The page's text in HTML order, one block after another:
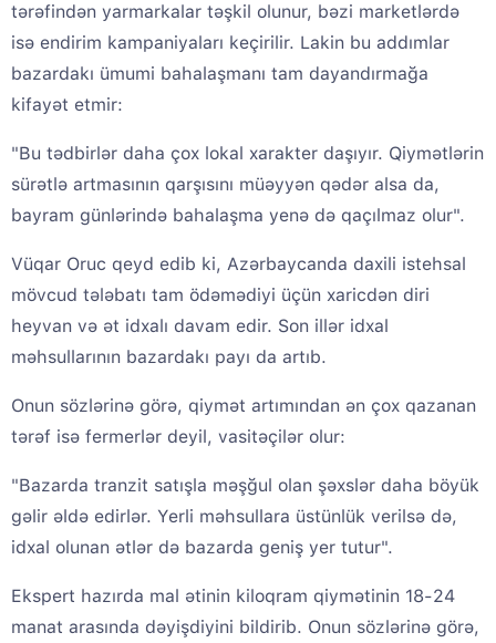
tərəfindən yarmarkalar təşkil olunur, bəzi marketlərdə
isə endirim kampaniyaları keçirilir. Lakin bu addımlar
bazardakı ümumi bahalaşmanı tam dayandırmağa
kifayət etmir:
"Bu tədbirlər daha çox lokal xarakter daşıyır. Qiymətlərin
sürətlə artmasının qarşısını müəyyən qədər alsa da,
bayram günlərində bahalaşma yenə də qaçılmaz olur".
Vüqar Oruc qeyd edib ki, Azərbaycanda daxili istehsal
mövcud tələbatı tam ödəmədiyi üçün xaricdən diri
heyvan və ət idxalı davam edir. Son illər idxal
məhsullarının bazardakı payı da artıb.
Onun sözlərinə görə, qiymət artımından ən çox qazanan
tərəf isə fermerlər deyil, vasitəçilər olur:
"Bazarda tranzit satışla məşğul olan şəxslər daha böyük
gəlir əldə edirlər. Yerli məhsullara üstünlük verilsə də,
idxal olunan ətlər də bazarda geniş yer tutur".
Ekspert hazırda mal ətinin kiloqram qiymətinin 18-24
manat arasında dəyişdiyini bildirib. Onun sözlərinə görə,